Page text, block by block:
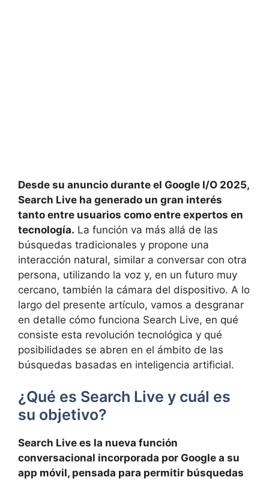
Desde su anuncio durante el Google I/O 2025,
Search Live ha generado un gran interés
tanto entre usuarios como entre expertos en
tecnología. La función va más allá de las
búsquedas tradicionales y propone una
interacción natural, similar a conversar con otra
persona, utilizando la voz y, en un futuro muy
cercano, también la cámara del dispositivo. A lo
largo del presente artículo, vamos a desgranar
en detalle cómo funciona Search Live, en qué
consiste esta revolución tecnológica y qué
posibilidades se abren en el ámbito de las
búsquedas basadas en inteligencia artificial.
¿Qué es Search Live y cuál es
su objetivo?
Search Live es la nueva función
conversacional incorporada por Google a su
app móvil, pensada para permitir búsquedas